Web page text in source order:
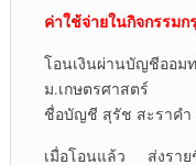
ค่าใช้จ่ายในกิจกรรม
โอนเงินผ่านบัญชีออม
ม.เกษตรศาสตร์
ชื่อบัญชี สุรัช สะราคำ
เมื่อโอนแล้ว ส่งราย